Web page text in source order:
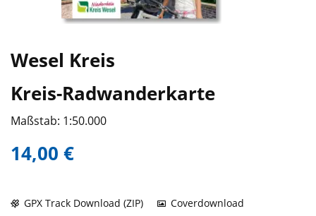
Wesel Kreis
Kreis-Radwanderkarte
Maßstab: 1:50.000
14,00 €
GPX Track Download (ZIP)
Coverdownload